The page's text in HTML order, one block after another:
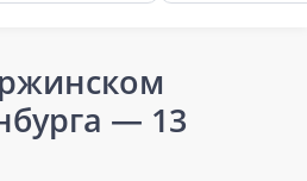
— 13